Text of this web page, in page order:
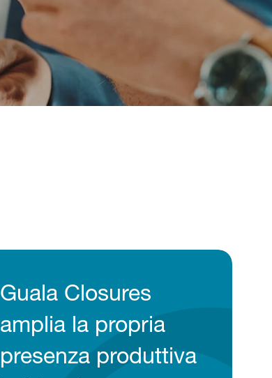
Guala Closures
amplia la propria
presenza produttiva